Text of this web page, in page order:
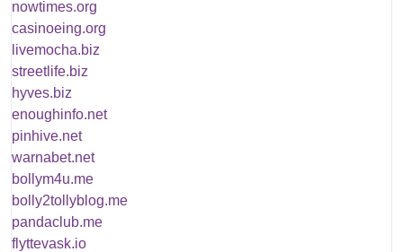
nowtimes.org
casinoeing.org
livemocha.biz
streetlife.biz
hyves.biz
enoughinfo.net
pinhive.net
warnabet.net
bollym4u.me
bolly2tollyblog.me
pandaclub.me
flyttevask.io